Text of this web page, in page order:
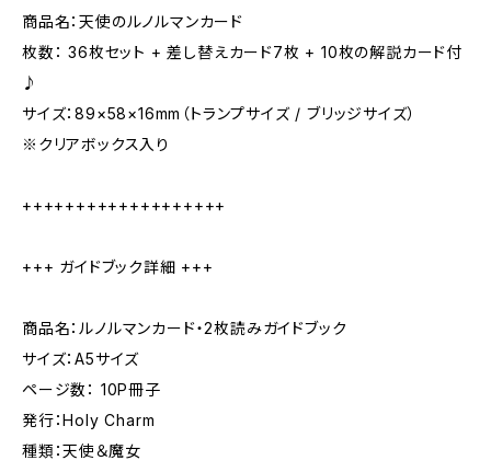
商品名：天使のルノルマンカード
枚数： 36枚セット + 差し替えカード7枚 + 10枚の解説カード付
♪
サイズ：89×58×16mm（トランプサイズ / ブリッジサイズ）
※クリアボックス入り
+++++++++++++++++++
+++ ガイドブック詳細 +++
商品名：ルノルマンカード・2枚読みガイドブック
サイズ：A5サイズ
ページ数： 10P冊子
発行：Holy Charm
種類：天使＆魔女